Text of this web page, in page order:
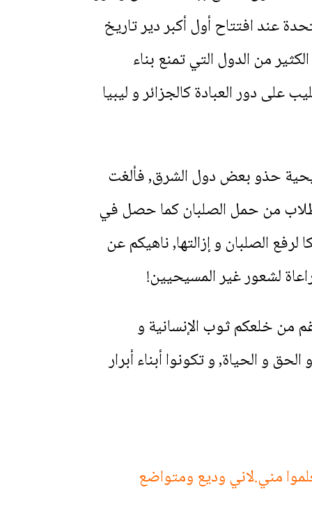
عند افتتاح أول أكبر دير تاريخ
من الدول التي تمنع بناء
دور العبادة كالجزائر و ليبيا
حذو بعض دول الشرق, فألغت
من حمل الصلبان كما حصل في
الصلبان و إزالتها, ناهيكم عن
لشعور غير المسيحيين!
من خلعكم ثوب الإنسانية و
و الحياة, و تكونوا أبناء أبرار
اريحكم. 29 احملوا نيري عليكم وتعلموا مني.لاني وديع ومتواضع